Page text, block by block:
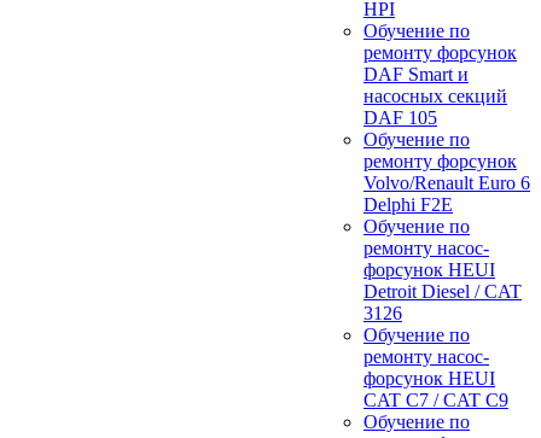
HPI
Обучение по
ремонту форсунок
DAF Smart и
насосных секций
DAF 105
Обучение по
ремонту форсунок
Volvo/Renault Euro 6
Delphi F2E
Обучение по
ремонту насос-
форсунок HEUI
Detroit Diesel / CAT
3126
Обучение по
ремонту насос-
форсунок HEUI
CAT C7 / CAT C9
Обучение по